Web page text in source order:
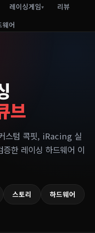
레이싱게임▾
리뷰
웨어
브
스텀 콕핏, iRacing 실
한 레이싱 하드웨어 이
스토리 하드웨어